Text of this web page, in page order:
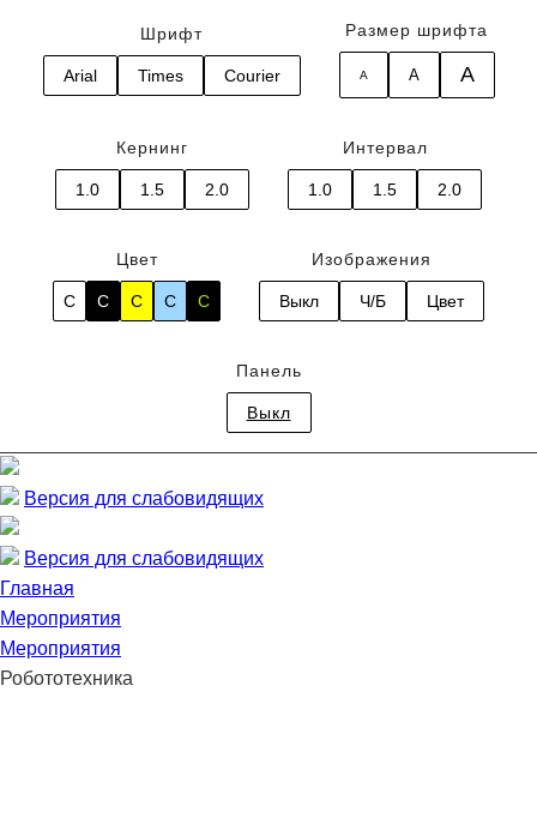
Шрифт
Arial Times Courier
Размер шрифта
A A A
Кернинг
1.0 1.5 2.0
Интервал
1.0 1.5 2.0
Цвет
C C C C C
Изображения
Выкл Ч/Б Цвет
Панель
Выкл
Версия для слабовидящих
Версия для слабовидящих
Главная
Мероприятия
Мероприятия
Робототехника